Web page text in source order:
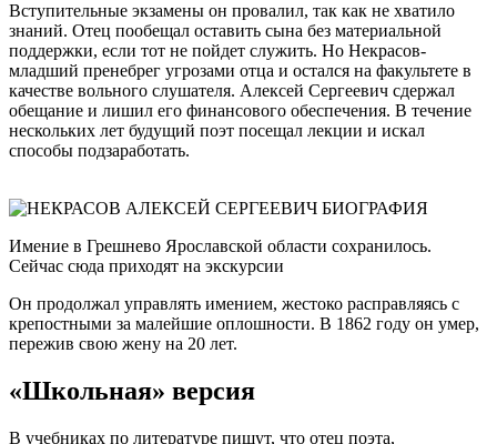
Вступительные экзамены он провалил, так как не хватило
знаний. Отец пообещал оставить сына без материальной
поддержки, если тот не пойдет служить. Но Некрасов-
младший пренебрег угрозами отца и остался на факультете в
качестве вольного слушателя. Алексей Сергеевич сдержал
обещание и лишил его финансового обеспечения. В течение
нескольких лет будущий поэт посещал лекции и искал
способы подзаработать.
Имение в Грешнево Ярославской области сохранилось.
Сейчас сюда приходят на экскурсии
Он продолжал управлять имением, жестоко расправляясь с
крепостными за малейшие оплошности. В 1862 году он умер,
пережив свою жену на 20 лет.
«Школьная» версия
В учебниках по литературе пишут, что отец поэта,